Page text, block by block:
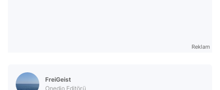
Reklam
FreiGeist
Onedio Editörü